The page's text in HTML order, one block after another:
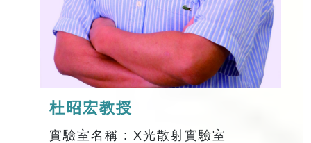
杜昭宏教授
實驗室名稱 : X光散射實驗室